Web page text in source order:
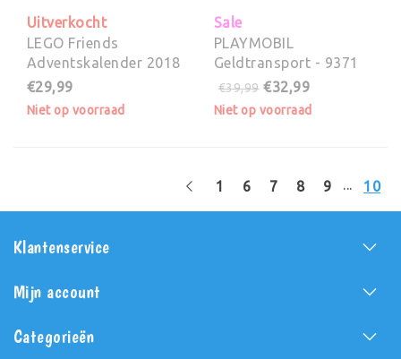
Uitverkocht
LEGO Friends
Adventskalender 2018
- 41353
€29,99
Niet op voorraad
Sale
PLAYMOBIL
Geldtransport - 9371
€39,99 €32,99
Niet op voorraad
1 6 7 8 9 ... 10
Klantenservice
Mijn account
Categorieën